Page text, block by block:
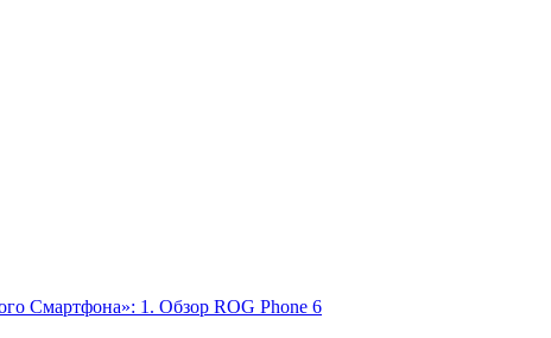
Смартфона»: 1. Обзор ROG Phone 6